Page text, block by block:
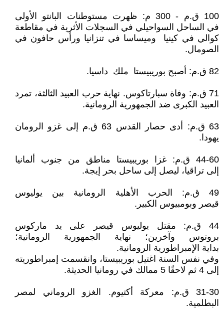
100 ق.م - 300 م: ظهرت مستوطنات البانتو الأولى
في الساحل السواحيلي في السجلات الأثرية في مقاطعة
كوالي في كينيا وميساسا في تنزانيا ورأس حافون في
الصومال.
82 ق.م: أصبح بوريبيستا ملك داسيا.
71 ق.م: وفاة سبارتاكوس. نهاية حرب العبيد الثالثة، تمرد
العبيد الكبرى ضد الجمهورية الرومانية.
63 ق.م: أدى حصار القدس 63 ق.م إلى غزو الرومان
يهودا.
44-60 ق.م: غزا بوريبيستا مناطق من جنوب ألمانيا
إلى تراقيا، ليصل إلى ساحل بحر إيجة.
49 ق.م: الحرب الأهلية الرومانية بين يوليوس
قيصر وبومبيوس الكبير.
44 ق.م: مقتل يوليوس قيصر على يد ماركوس
بروتوس وآخرين؛ نهاية الجمهورية الرومانية؛
بداية الإمبراطورية الرومانية.
وفي نفس السنة اغتيل بوريبيستا، وانقسمت إمبراطوريته
إلى 4 ثم لاحقًا 5 ممالك في رومانيا الحديثة.
31-30 ق.م: معركة أكتيوم. الغزو الروماني لمصر
البطلمية.